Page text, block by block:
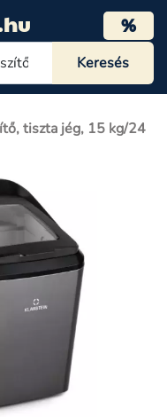
%
tiszta jég, 15 kg/24